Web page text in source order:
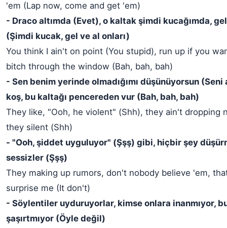
'em (Lap now, come and get 'em)
- Draco altımda (Evet), o kaltak şimdi kucağımda,
(Şimdi kucak, gel ve al onları)
You think I ain't on point (You stupid), run up if you
bitch through the window (Bah, bah, bah)
- Sen benim yerinde olmadığımı düşünüyorsun
koş, bu kaltağı pencereden vur (Bah, bah, bah)
They like, "Ooh, he violent" (Shh), they ain't dropping
they silent (Shh)
- "Ooh, şiddet uyguluyor" (Şşş) gibi, hiçbir şey
sessizler (Şşş)
They making up rumors, don't nobody believe 'em,
surprise me (It don't)
- Söylentiler uyduruyorlar, kimse onlara inanmıyor,
şaşırtmıyor (Öyle değil)